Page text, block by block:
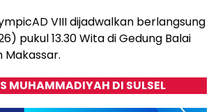
VIII dijadwalkan berlangsung
pukul 13.30 Wita di Gedung Balai
Makassar.
MUHAMMADIYAH DI SULSEL